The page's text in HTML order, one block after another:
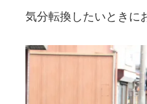
気分転換したいときに